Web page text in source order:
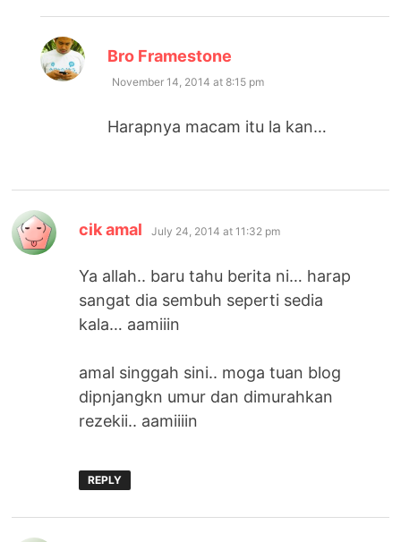
Bro Framestone
November 14, 2014 at 8:15 pm
Harapnya macam itu la kan…
cik amal says:
July 24, 2014 at 11:32 pm
Ya allah.. baru tahu berita ni… harap
sangat dia sembuh seperti sedia
kala… aamiiin
amal singgah sini.. moga tuan blog
dipnjangkn umur dan dimurahkan
rezekii.. aamiiiin
REPLY